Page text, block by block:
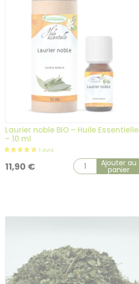
11 avis
Laurier noble BIO – Huile Essentielle
– 10 ml
11,90 € Ajouter au
panier